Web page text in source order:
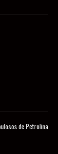
de Petrolina